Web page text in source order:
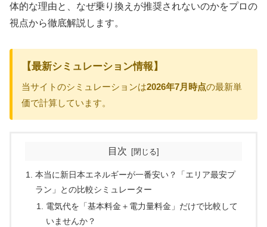
体的な理由と、なぜ乗り換えが推奨されないのかをプロの
視点から徹底解説します。
【最新シミュレーション情報】
当サイトのシミュレーションは2026年7月時点の最新単
価で計算しています。
目次
本当に新日本エネルギーが一番安い？「エリア最安プ
ラン」との比較シミュレーター
電気代を「基本料金＋電力量料金」だけで比較して
いませんか？